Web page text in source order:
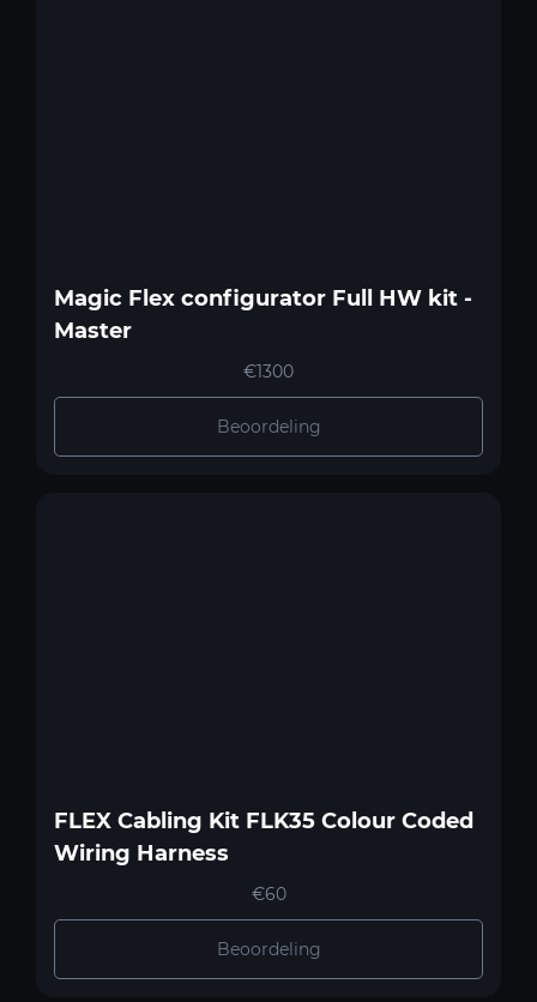
Magic Flex configurator Full HW kit -
Master
€1300
Beoordeling
FLEX Cabling Kit FLK35 Colour Coded
Wiring Harness
€60
Beoordeling